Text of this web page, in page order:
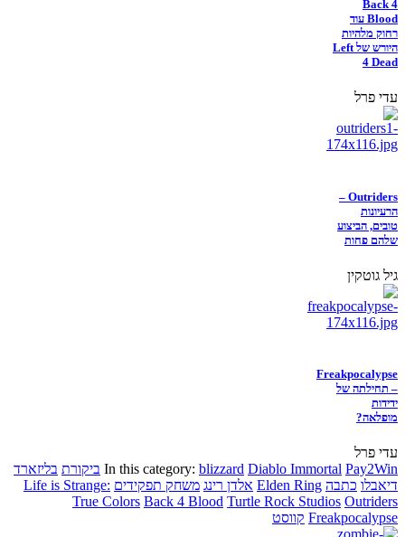
Back 4
Blood עוד
רחוק מלהיות
היורש של Left
4 Dead
עדי פרל
Outriders –
הרעיונות
טובים, הביצוע
שלהם פחות
גיל גוטקין
Freakpocalypse
– תחילתה של
ידידות
מופלאה?
עדי פרל
In this category: blizzard Diablo Immortal Pay2Win ביקורת בליזארד
דיאבלו כתבה Elden Ring אלדן רינג משחק תפקידים Life is Strange:
True Colors Back 4 Blood Turtle Rock Studios Outriders
Freakpocalypse קווסט